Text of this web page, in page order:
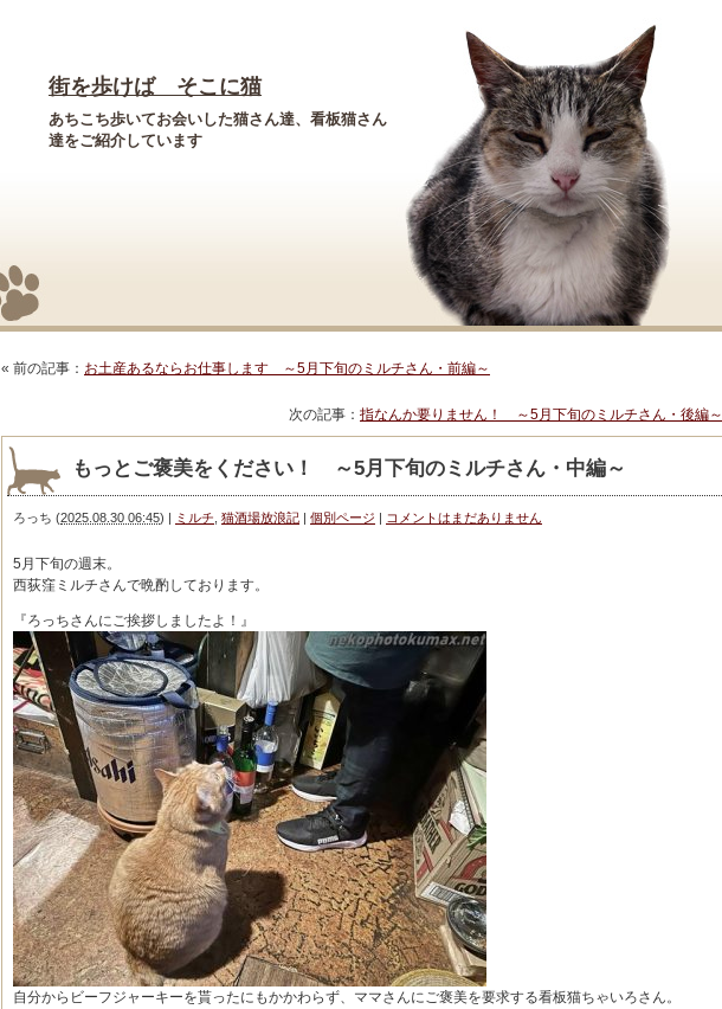
街を歩けば そこに猫
あちこち歩いてお会いした猫さん達、看板猫さん
達をご紹介しています
« 前の記事： お土産あるならお仕事します ～5月下旬のミルチさん・前編～
次の記事： 指なんか要りません！ ～5月下旬のミルチさん・後編～
もっとご褒美をください！ ～5月下旬のミルチさん・中編～
ろっち (2025.08.30 06:45) | ミルチ 猫酒場放浪記 | 個別ページ | コメントはまだありません
5月下旬の週末。
西荻窪ミルチさんで晩酌しております。
『ろっちさんにご挨拶しましたよ！』
自分からビーフジャーキーを貰ったにもかかわらず、ママさんにご褒美を要求する看板猫ちゃいろさん。